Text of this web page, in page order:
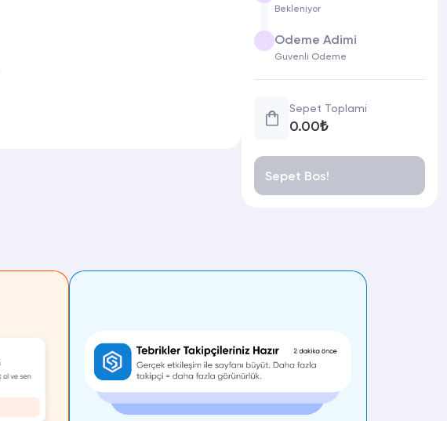
Bekleniyor
Odeme Adimi
Guvenli Odeme
Sepet Toplami
0.00₺
Sepet Bos!